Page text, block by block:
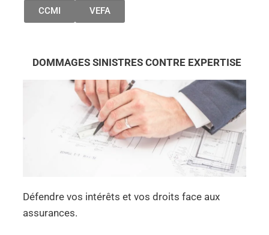
CCMI VEFA
DOMMAGES SINISTRES CONTRE EXPERTISE
Défendre vos intérêts et vos droits face aux
assurances.